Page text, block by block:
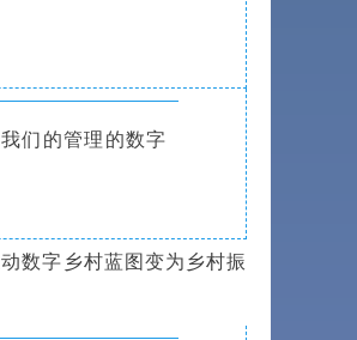
们的管理的数字
数字乡村蓝图变为乡村振